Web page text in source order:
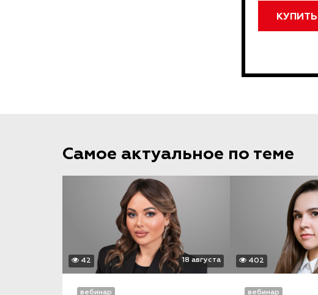
Самое актуальное по теме
42 18 августа
вебинар
402
вебинар